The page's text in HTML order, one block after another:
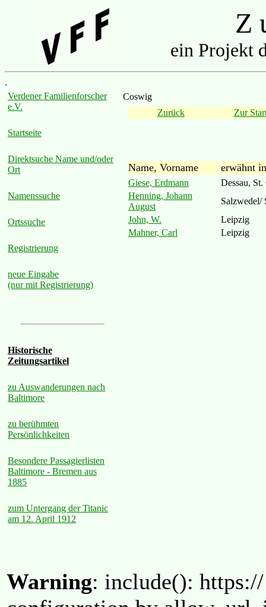
Z
ein Projekt
.
Verdener Familienforscher
e.V.
Startseite
Direktsuche Name und/oder
Ort
Namenssuche
Ortssuche
Registrierung
neue Eingabe
(nur mit Registrierung)
Historische
Zeitungsartikel
zu Auswanderungen nach
Baltimore
zu berühmten
Persönlichkeiten
Besondere Passagierlisten
Baltimore - Bremen aus
1885
zum Untergang der Titanic
am 12. April 1912
Coswig
Zurück
Zur
Name, Vorname erwähnt in
Giese, Erdmann
Dessau, St.
Henning, Johann
August
Salzwedel/
John, W.
Leipzig
Mahner, Carl
Leipzig
Warning: include():